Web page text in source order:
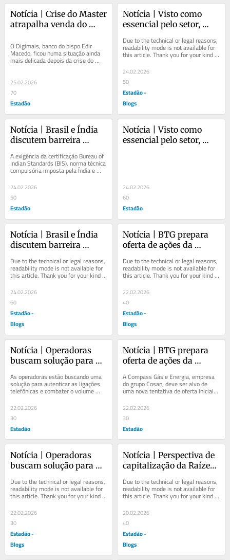
Notícia | Crise do Master
atrapalha venda do
sob pressão
O Digimais, banco do bispo Edir
Macedo, ficou numa situação ainda
mais delicada depois da crise do
Banco Master. O caso retirou da
25.02.2026
70
Estadão
Notícia | Visto como
essencial pelo setor,
impasse no Congresso
Due to the technical or legal reasons,
readability mode is not available for
this article. Thank you for your kind
24.02.2026
50
Estadão -
Blogs
Notícia | Brasil e Índia
discutem barreira
de calçados
A exigência da certificação Bureau of
Indian Standards (BIS), norma técnica
compulsória imposta pela Índia e
apontada pela indústria brasileira...
24.02.2026
50
Estadão
Notícia | Visto como
essencial pelo setor,
24.02.2026
60
Estadão
Notícia | Brasil e Índia
discutem barreira
de calçados
Due to the technical or legal reasons,
readability mode is not available for
this article. Thank you for your kind
24.02.2026
60
Estadão -
Blogs
Notícia | BTG prepara
oferta de ações da
do grupo Cosan
Due to the technical or legal reasons,
readability mode is not available for
this article. Thank you for your kind
22.02.2026
40
Estadão -
Blogs
Notícia | Operadoras
buscam solução para
ligações
As operadoras estão buscando uma
solução para autenticar as ligações
telefônicas e combater o volume
resolução...
22.02.2026
30
Estadão
Notícia | BTG prepara
oferta de ações da
do grupo Cosan
A Compass Gás e Energia, empresa
do grupo Cosan, deve ser alvo de
uma nova tentativa de oferta inicial
apurou a...
22.02.2026
30
Estadão
Notícia | Operadoras
buscam solução para
ligações
Due to the technical or legal reasons,
readability mode is not available for
this article. Thank you for your kind
22.02.2026
30
Estadão -
Blogs
Notícia | Perspectiva de
capitalização da Raízen
credores
Due to the technical or legal reasons,
readability mode is not available for
this article. Thank you for your kind
20.02.2026
40
Estadão -
Blogs